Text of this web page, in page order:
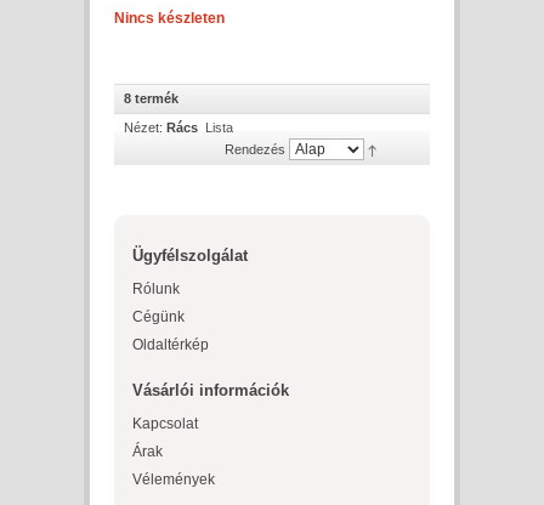
Nincs készleten
8 termék
Nézet: Rács Lista
Rendezés
Ügyfélszolgálat
Rólunk
Cégünk
Oldaltérkép
Vásárlói információk
Kapcsolat
Árak
Vélemények